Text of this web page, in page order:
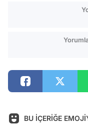
BU İÇERİĞE